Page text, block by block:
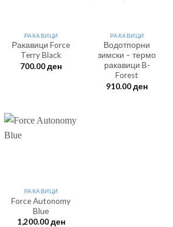
РАКАВИЦИ
Ракавици Force
Terry Black
700.00ден
РАКАВИЦИ
Водотпорни
зимски – термо
ракавици B-
Forest
910.00ден
РАКАВИЦИ
Force Autonomy
Blue
1,200.00ден